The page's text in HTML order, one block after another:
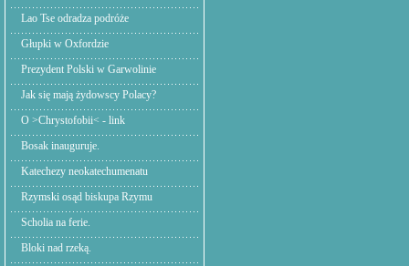
Lao Tse odradza podróże
Głupki w Oxfordzie
Prezydent Polski w Garwolinie
Jak się mają żydowscy Polacy?
O >Chrystofobii< - link
Bosak inauguruje.
Katechezy neokatechumenatu
Rzymski osąd biskupa Rzymu
Scholia na ferie.
Bloki nad rzeką.